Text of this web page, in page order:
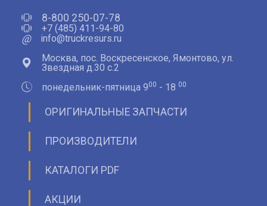
8-800 250-07-78
+7 (485) 411-94-80
@
info@truckresurs.ru
Москва, пос. Воскресенское, Ямонтово, ул.
Звездная д.30 с.2
понедельник-пятница 900 - 18 00
ОРИГИНАЛЬНЫЕ ЗАПЧАСТИ
ПРОИЗВОДИТЕЛИ
КАТАЛОГИ PDF
АКЦИИ